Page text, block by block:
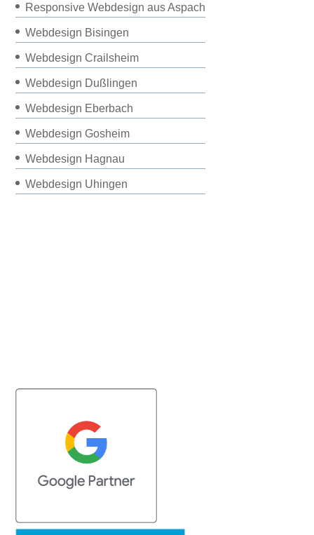
Responsive Webdesign aus Aspach
Webdesign Bisingen
Webdesign Crailsheim
Webdesign Dußlingen
Webdesign Eberbach
Webdesign Gosheim
Webdesign Hagnau
Webdesign Uhingen